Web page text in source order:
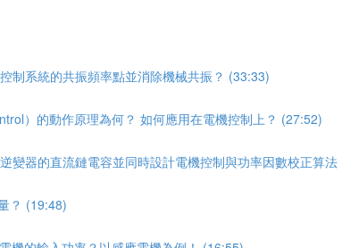
制系統的共振頻率點並消除機械共振？ (33:33)
）的動作原理為何？ 如何應用在電機控制上？ (27:52)
變器的直流鏈電容並同時設計電機控制與功率因數校正算
？ (19:48)